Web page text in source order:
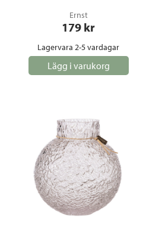
Ernst
179 kr
Lagervara 2-5 vardagar
Lägg i varukorg